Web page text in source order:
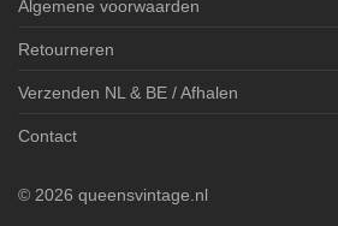
Algemene voorwaarden
Retourneren
Verzenden NL & BE / Afhalen
Contact
© 2026 queensvintage.nl